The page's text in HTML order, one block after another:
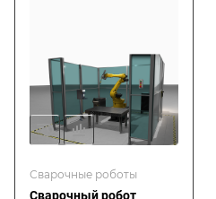
Сварочные роботы
Сварочный робот